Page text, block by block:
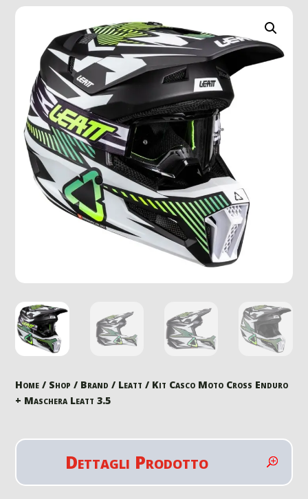
Home / Shop / Brand / Leatt / Kit Casco Moto Cross Enduro
+ Maschera Leatt 3.5
Dettagli Prodotto